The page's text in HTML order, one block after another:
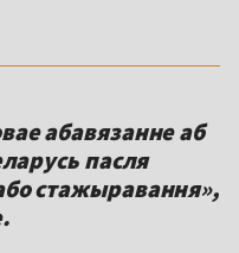
абавязанне аб
пасля
стажыравання»,